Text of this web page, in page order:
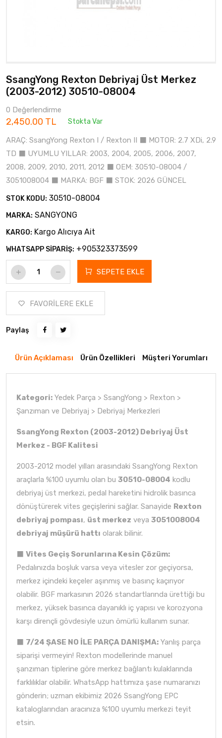
SsangYong Rexton Debriyaj Üst Merkez
(2003-2012) 30510-08004
0 Değerlendirme
2,450.00 TL Stokta Var
ARAÇ: SsangYong Rexton I / Rexton II ⬛ MOTOR: 2.7 XDi, 2.9
TD ⬛ UYUMLU YILLAR: 2003, 2004, 2005, 2006, 2007,
2008, 2009, 2010, 2011, 2012 ⬛ OEM: 30510-08004 /
3051008004 ⬛ MARKA: BGF ⬛ STOK: 2026 GÜNCEL
STOK KODU: 30510-08004
MARKA: SANGYONG
KARGO: Kargo Alıcıya Ait
WHATSAPP SİPARİŞ: +905323373599
SEPETE EKLE
FAVORİLERE EKLE
Paylaş
Ürün Açıklaması Ürün Özellikleri Müşteri Yorumları
Kategori: Yedek Parça > SsangYong > Rexton >
Şanzıman ve Debriyaj > Debriyaj Merkezleri
SsangYong Rexton (2003-2012) Debriyaj Üst
Merkez - BGF Kalitesi
2003-2012 model yılları arasındaki SsangYong Rexton
araçlarla %100 uyumlu olan bu 30510-08004 kodlu
debriyaj üst merkezi, pedal hareketini hidrolik basınca
dönüştürerek vites geçişlerini sağlar. Sanayide Rexton
debriyaj pompası, üst merkez veya 3051008004
debriyaj müşürü hattı olarak bilinir.
⬛ Vites Geçiş Sorunlarına Kesin Çözüm:
Pedalınızda boşluk varsa veya vitesler zor geçiyorsa,
merkez içindeki keçeler aşınmış ve basınç kaçırıyor
olabilir. BGF markasının 2026 standartlarında ürettiği bu
merkez, yüksek basınca dayanıklı iç yapısı ve korozyona
karşı dirençli gövdesiyle uzun ömürlü kullanım sunar.
⬛ 7/24 ŞASE NO İLE PARÇA DANIŞMA: Yanlış parça
siparişi vermeyin! Rexton modellerinde manuel
şanzıman tiplerine göre merkez bağlantı kulaklarında
farklılıklar olabilir. WhatsApp hattımıza şase numaranızı
gönderin; uzman ekibimiz 2026 SsangYong EPC
kataloglarından aracınıza %100 uyumlu merkezi teyit
etsin.